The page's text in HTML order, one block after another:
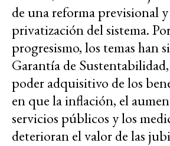
de una reforma previsional
privatización del sistema.
progresismo, los temas han
Garantía de
poder adquisitivo de los
en que la inflación, el
servicios públicos y los
deterioran el valor de las